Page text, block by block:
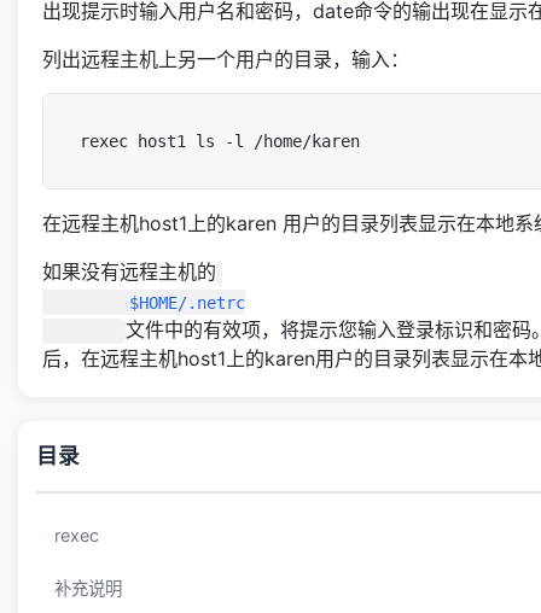
目录
rexec
补充说明
出现提示时输入用户名和密码，date命令的输出现在显示
列出远程主机上另一个用户的目录，输入：
rexec host1 ls -l /home/karen
在远程主机host1上的karen 用户的目录列表显示在本地系
如果没有远程主机的
文件中的有效项，将提示您输入登录标识和密码
后，在远程主机host1上的karen用户的目录列表显示在本